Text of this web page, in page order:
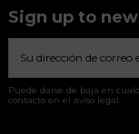
Sign up to
Puede darse de baja en
contacto en el aviso legal.